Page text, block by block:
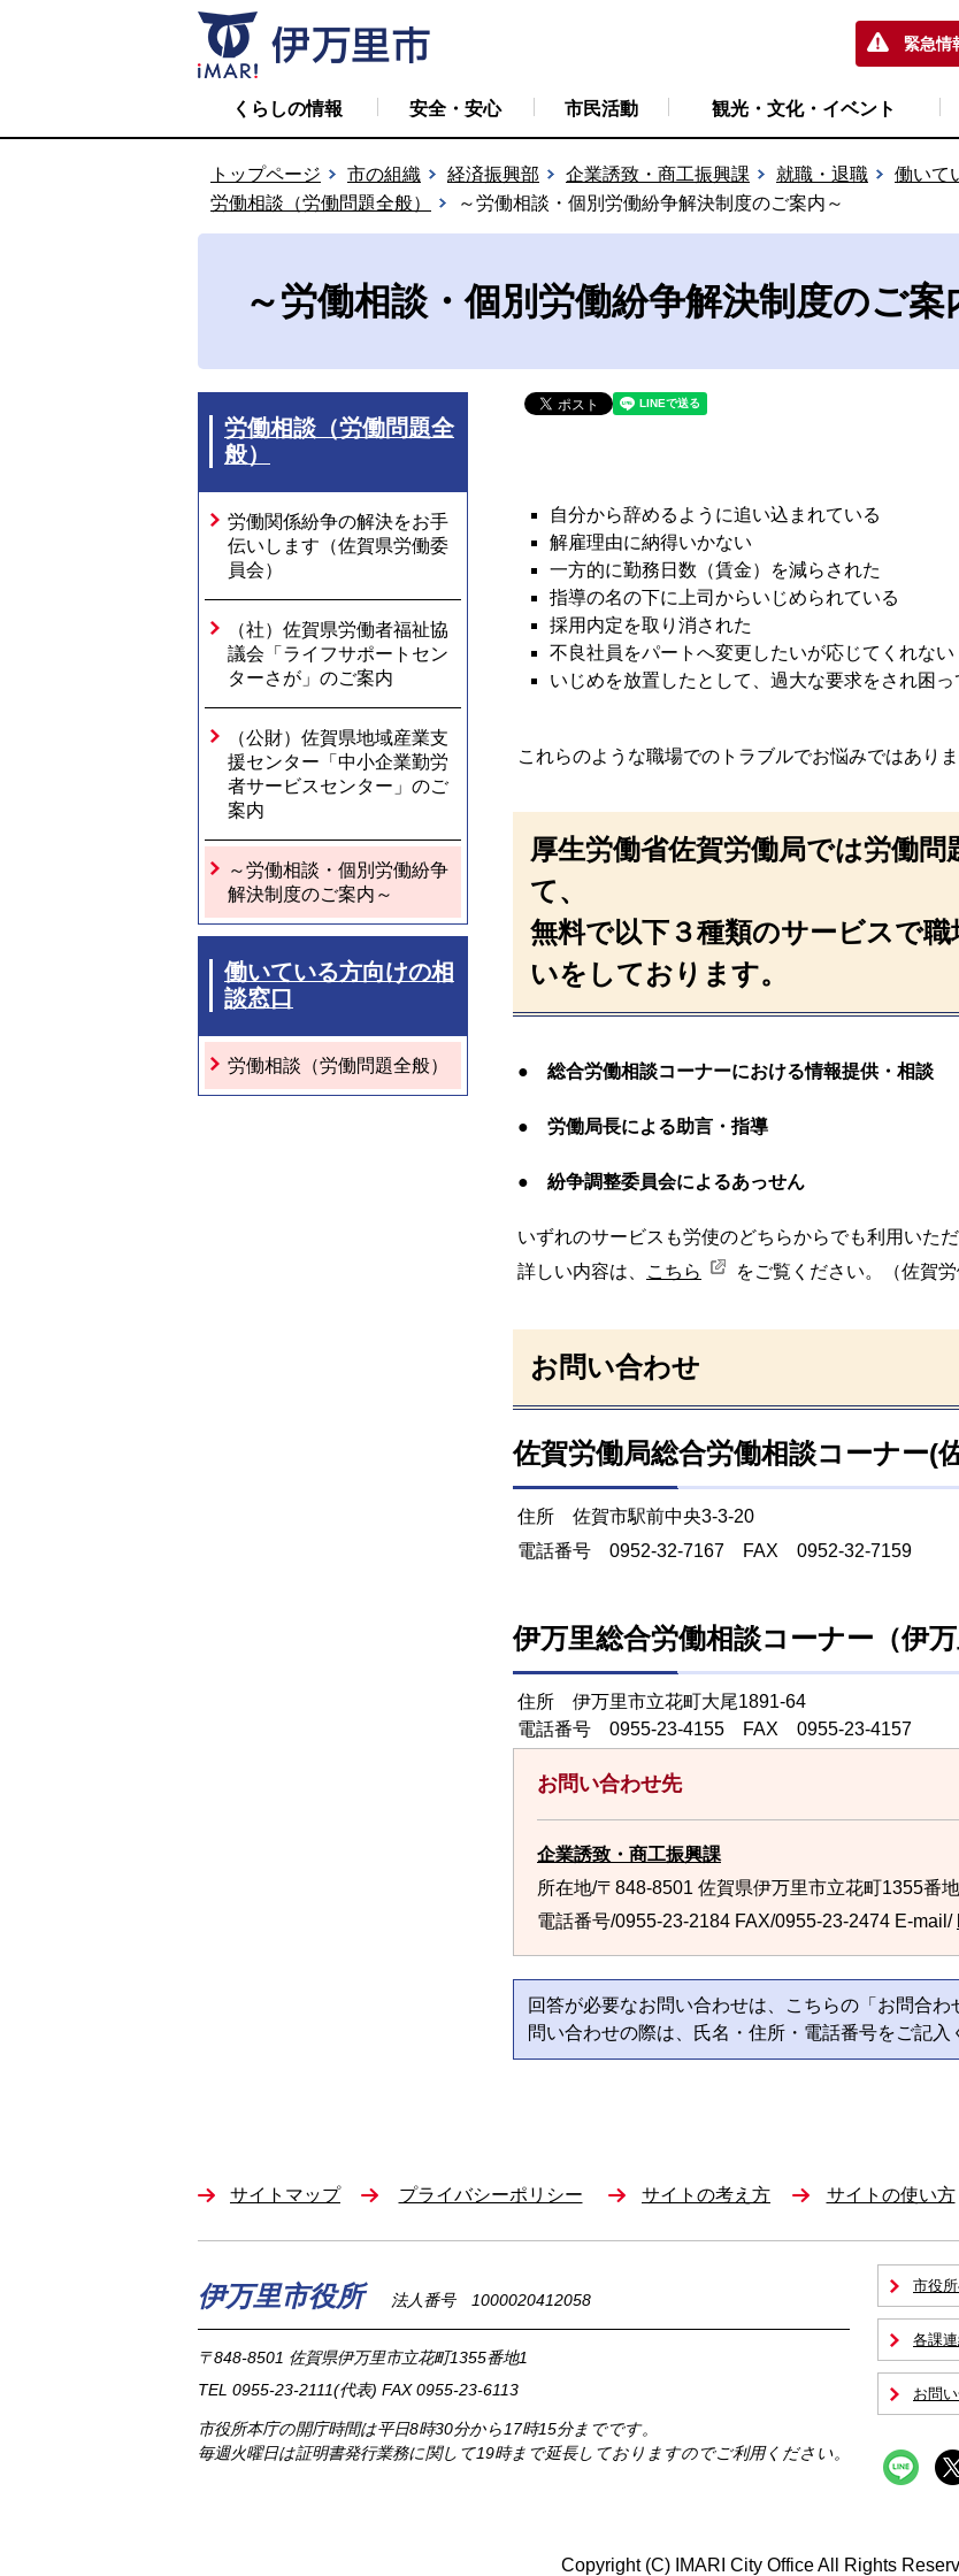
緊急情
くらしの情報 安全・安心 市民活動 観光・文化・イベント
トップページ 市の組織 経済振興部 企業誘致・商工振興課 就職・退職
働いて
労働相談（労働問題全般）
～労働相談・個別労働紛争解決制度のご案内～
～労働相談・個別労働紛争解決制度のご案
労働相談（労働問題全
般）
労働関係紛争の解決をお手
伝いします（佐賀県労働委
員会）
（社）佐賀県労働者福祉協
議会「ライフサポートセン
ターさが」のご案内
（公財）佐賀県地域産業支
援センター「中小企業勤労
者サービスセンター」のご
案内
～労働相談・個別労働紛争
解決制度のご案内～
働いている方向けの相
談窓口
労働相談（労働問題全般）
自分から辞めるように追い込まれている
解雇理由に納得いかない
一方的に勤務日数（賃金）を減らされた
指導の名の下に上司からいじめられている
採用内定を取り消された
不良社員をパートへ変更したいが応じてくれない
いじめを放置したとして、過大な要求をされ困っ
これらのような職場でのトラブルでお悩みではありま
厚生労働省佐賀労働局では労働
て、
無料で以下３種類のサービスで
いをしております。
● 総合労働相談コーナーにおける情報提供・相談
● 労働局長による助言・指導
● 紛争調整委員会によるあっせん
いずれのサービスも労使のどちらからでも利用いただ
詳しい内容は、
こちら をご覧ください。（佐賀
お問い合わせ
佐賀労働局総合労働相談コーナー(
住所 佐賀市駅前中央3-3-20
電話番号 0952-32-7167 FAX 0952-32-7159
伊万里総合労働相談コーナー（伊万
住所 伊万里市立花町大尾1891-64
電話番号 0955-23-4155 FAX 0955-23-4157
お問い合わせ先
企業誘致・商工振興課
所在地/〒848-8501 佐賀県伊万里市立花町1355番
電話番号/0955-23-2184 FAX/0955-23-2474 E-mail/
回答が必要なお問い合わせは、こちらの「お問合
問い合わせの際は、氏名・住所・電話番号をご記入
サイトマップ プライバシーポリシー サイトの考え方 サイトの使い方
伊万里市役所 法人番号 1000020412058
〒848-8501 佐賀県伊万里市立花町1355番地1
TEL 0955-23-2111(代表) FAX 0955-23-6113
市役所本庁の開庁時間は平日8時30分から17時15分までです。
毎週火曜日は証明書発行業務に関して19時まで延長しておりますのでご利用ください。
市役
各課
お問
Copyright (C) IMARI City Office All Rights